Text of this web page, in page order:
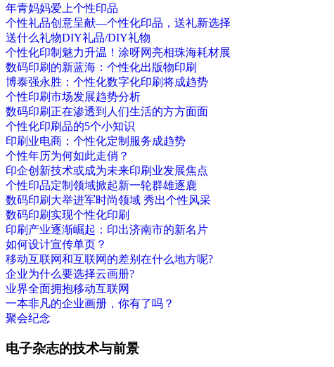
年青妈妈爱上个性印品
个性礼品创意呈献—个性化印品，送礼新选择
送什么礼物DIY礼品/DIY礼物
个性化印制魅力升温！涂呀网亮相珠海耗材展
数码印刷的新蓝海：个性化出版物印刷
博泰强永胜：个性化数字化印刷将成趋势
个性印刷市场发展趋势分析
数码印刷正在渗透到人们生活的方方面面
个性化印刷品的5个小知识
印刷业电商：个性化定制服务成趋势
个性年历为何如此走俏？
印企创新技术或成为未来印刷业发展焦点
个性印品定制领域掀起新一轮群雄逐鹿
数码印刷大举进军时尚领域 秀出个性风采
数码印刷实现个性化印刷
印刷产业逐渐崛起：印出济南市的新名片
如何设计宣传单页？
移动互联网和互联网的差别在什么地方呢?
企业为什么要选择云画册?
业界全面拥抱移动互联网
一本非凡的企业画册，你有了吗？
聚会纪念
电子杂志的技术与前景